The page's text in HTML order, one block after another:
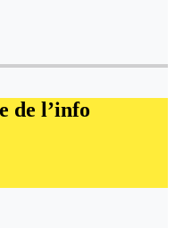
de l’info